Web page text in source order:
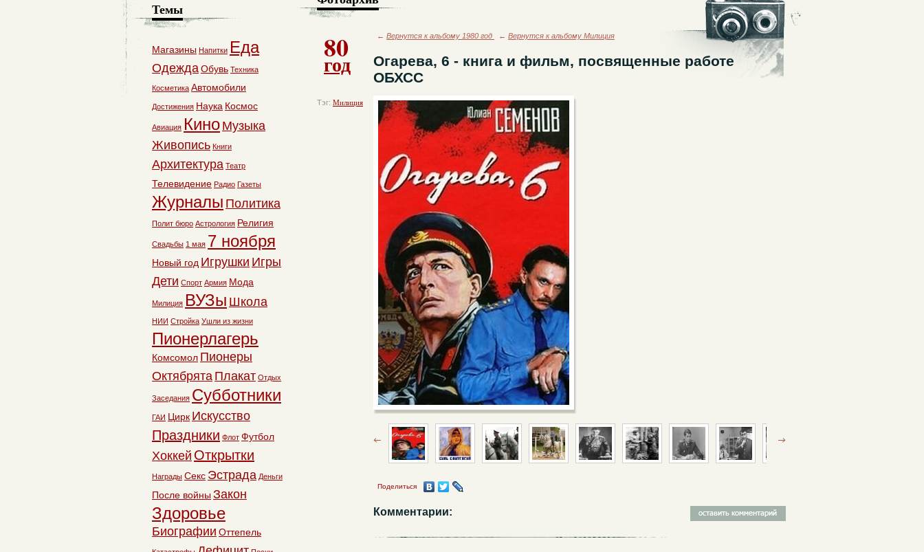
80
год
Тэг: Милиция
← Вернутся к альбому 1980 год ← Вернутся к альбому Милиция
Огарева, 6 - книга и фильм, посвященные работе
ОБХСС
Поделиться
Комментарии:
Темы
Магазины Напитки Еда
ОдеждаОбувь Техника
Косметика Автомобили
Достижения Наука Космос
Авиация Кино Музыка
Живопись Книги
Архитектура Театр
Телевидение Радио Газеты
Журналы Политика
Полит бюро Астрология Религия
Свадьбы 1 мая 7 ноября
Новый год Игрушки Игры
Дети Спорт Армия Мода
Милиция ВУЗы Школа
НИИ Стройка Ушли из жизни
Пионерлагерь
Комсомол Пионеры
Октябрята Плакат Отдых
Заседания Субботники
ГАИ Цирк Искусство
Праздники Флот Футбол
Хоккей Открытки
Награды Секс Эстрада Деньги
После войны Закон
Здоровье
Биографии Оттепель